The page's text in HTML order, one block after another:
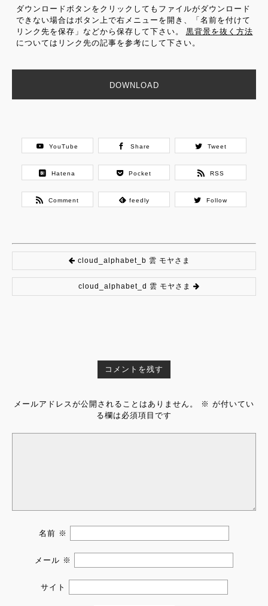
ダウンロードボタンをクリックしてもファイルがダウンロード
できない場合はボタン上で右メニューを開き、「名前を付けて
リンク先を保存」などから保存して下さい。
黒背景を抜く方法
についてはリンク先の記事を参考にして下さい。
DOWNLOAD
YouTube Share Tweet
Hatena Pocket RSS
Comment feedly Follow
cloud_alphabet_b 雲 モヤさま
cloud_alphabet_d 雲 モヤさま
コメントを残す
メールアドレスが公開されることはありません。 ※ が付いてい
る欄は必須項目です
名前 ※
メール ※
サイト